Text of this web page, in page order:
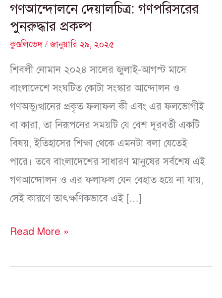
গণআন্দোলনে দেয়ালচিত্র: গণপরিসরের
পুনরুদ্ধার প্রকল্প
কুণ্ডলিভেদ/জানুয়ারি ২৯, ২০২৫
শিবলী নোমান ২০২৪ সালের জুলাই-আগস্ট মাসে
বাংলাদেশে সংঘটিত কোটা সংস্কার আন্দোলন ও
গণঅভ্যুত্থানের প্রকৃত ফলাফল কী এবং এর ফলভোগীই
বা কারা, তা নিরূপনের সময়টি যে বেশ দূরবর্তী একটি
বিষয়, ইতিহাসের শিক্ষা থেকে এমনটা বলা যেতেই
পারে। তবে বাংলাদেশের সাধারণ মানুষের সর্বশেষ এই
গণআন্দোলন ও এর ফলাফল যেন বেহাত হয়ে না যায়,
সেই কারণে তাৎক্ষণিকভাবে এই […]
Read More »